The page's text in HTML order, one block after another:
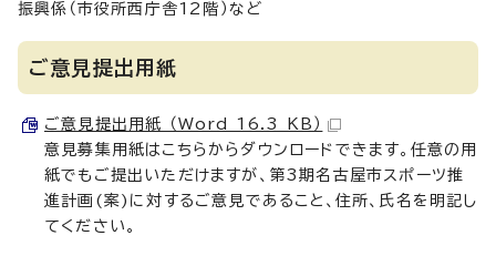
振興係（市役所西庁舎12階）など
ご意見提出用紙
ご意見提出用紙 （Word 16.3 KB）
意見募集用紙はこちらからダウンロードできます。任意の用
紙でもご提出いただけますが、第3期名古屋市スポーツ推
進計画(案)に対するご意見であること、住所、氏名を明記し
てください。